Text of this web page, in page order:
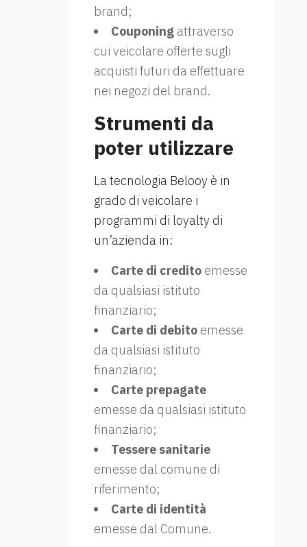
brand;
Couponing attraverso
cui veicolare offerte sugli
acquisti futuri da effettuare
nei negozi del brand.
Strumenti da
poter utilizzare
La tecnologia Belooy è in
grado di veicolare i
programmi di loyalty di
un’azienda in:
Carte di credito emesse
da qualsiasi istituto
finanziario;
Carte di debito emesse
da qualsiasi istituto
finanziario;
Carte prepagate
emesse da qualsiasi istituto
finanziario;
Tessere sanitarie
emesse dal comune di
riferimento;
Carte di identità
emesse dal Comune.